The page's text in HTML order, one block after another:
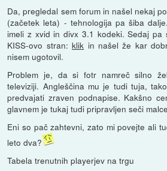
Da, pregledal sem forum in našel nekaj
(začetek leta) - tehnologija pa šiba
imeli z xvid in divx 3.1 kodeki. Sedaj pa
KISS-ovo stran:klik in našel že kar
nisem ugotovil.
Problem je, da si fotr namreč silno
televiziji. Angleščina mu je tudi tuja,
predvajati zraven podnapise. Kakšno
glavnem je tukaj tudi pripravljen seči
Eni so pač zahtevni, zato mi povejte ali
leto dva?
Tabela trenutnih playerjev na trgu